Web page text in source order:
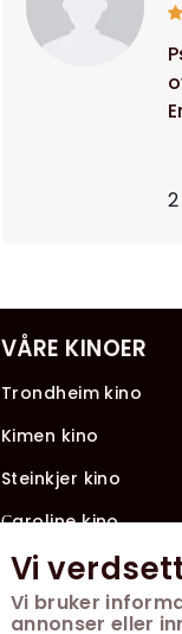
Vi
Vi bruker
annonser eller
VÅRE KINOER
Trondheim kino
Kimen kino
Steinkjer kino
Сaroline kino